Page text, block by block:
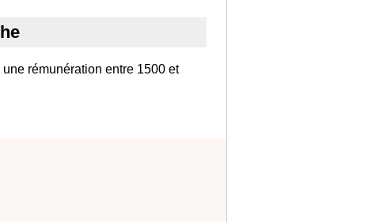
rémunération entre 1500 et